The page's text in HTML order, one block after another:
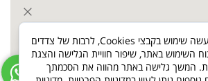
לידיעתך, באתרנו נעשה שימוש בקבצי Cookies, לרבות של צדדים
השימוש באתר, שיפור חוויית הגלישה והצגת
המשך גלישה באתר מהווה את הסכמתך